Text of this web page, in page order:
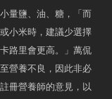
量鹽、油、糖，「而
小米時，建議少選擇
路里會更高。」萬侃
營養不良，因此非必
冊營養師的意見，以